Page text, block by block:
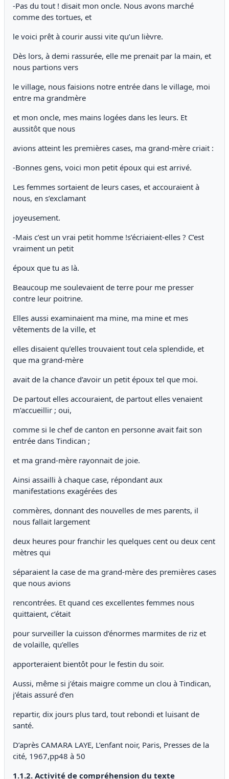
-Pas du tout ! disait mon oncle. Nous avons marché
comme des tortues, et
le voici prêt à courir aussi vite qu’un lièvre.
Dès lors, à demi rassurée, elle me prenait par la main, et
nous partions vers
le village, nous faisions notre entrée dans le village, moi
entre ma grandmère
et mon oncle, mes mains logées dans les leurs. Et
aussitôt que nous
avions atteint les premières cases, ma grand-mère criait :
-Bonnes gens, voici mon petit époux qui est arrivé.
Les femmes sortaient de leurs cases, et accouraient à
nous, en s’exclamant
joyeusement.
-Mais c’est un vrai petit homme !s’écriaient-elles ? C’est
vraiment un petit
époux que tu as là.
Beaucoup me soulevaient de terre pour me presser
contre leur poitrine.
Elles aussi examinaient ma mine, ma mine et mes
vêtements de la ville, et
elles disaient qu’elles trouvaient tout cela splendide, et
que ma grand-mère
avait de la chance d’avoir un petit époux tel que moi.
De partout elles accouraient, de partout elles venaient
m’accueillir ; oui,
comme si le chef de canton en personne avait fait son
entrée dans Tindican ;
et ma grand-mère rayonnait de joie.
Ainsi assailli à chaque case, répondant aux
manifestations exagérées des
commères, donnant des nouvelles de mes parents, il
nous fallait largement
deux heures pour franchir les quelques cent ou deux cent
mètres qui
séparaient la case de ma grand-mère des premières cases
que nous avions
rencontrées. Et quand ces excellentes femmes nous
quittaient, c’était
pour surveiller la cuisson d’énormes marmites de riz et
de volaille, qu’elles
apporteraient bientôt pour le festin du soir.
Aussi, même si j’étais maigre comme un clou à Tindican,
j’étais assuré d’en
repartir, dix jours plus tard, tout rebondi et luisant de
santé.
D’après CAMARA LAYE, L’enfant noir, Paris, Presses de la
cité, 1967,pp48 à 50
1.1.2. Activité de compréhension du texte